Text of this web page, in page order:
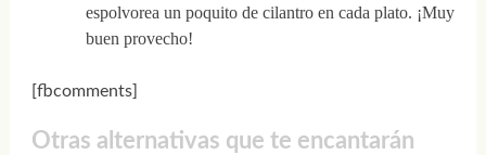
espolvorea un poquito de cilantro en cada plato. ¡Muy
buen provecho!
[fbcomments]
Otras alternativas que te encantarán